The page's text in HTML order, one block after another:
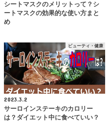
シートマスクのメリットって？シ
ートマスクの効果的な使い方まと
め
ビューティ・健康
2023.3.2
サーロインステーキのカロリー
は？ダイエット中に食べていい？